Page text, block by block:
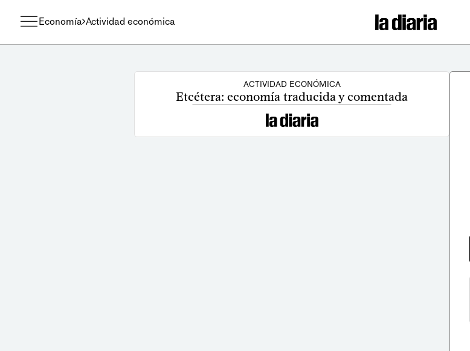
Economía Actividad económica
ACTIVIDAD ECONÓMICA
Etcétera: economía traducida y comentada